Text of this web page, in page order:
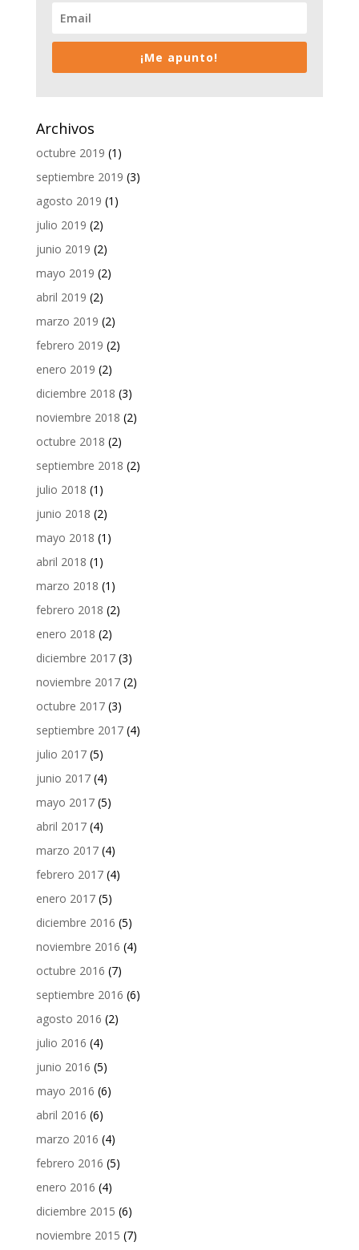
¡Me apunto!
Archivos
octubre 2019 (1)
septiembre 2019 (3)
agosto 2019 (1)
julio 2019 (2)
junio 2019 (2)
mayo 2019 (2)
abril 2019 (2)
marzo 2019 (2)
febrero 2019 (2)
enero 2019 (2)
diciembre 2018 (3)
noviembre 2018 (2)
octubre 2018 (2)
septiembre 2018 (2)
julio 2018 (1)
junio 2018 (2)
mayo 2018 (1)
abril 2018 (1)
marzo 2018 (1)
febrero 2018 (2)
enero 2018 (2)
diciembre 2017(3)
noviembre 2017(2)
octubre 2017(3)
septiembre 2017(4)
julio 2017(5)
junio 2017(4)
mayo 2017(5)
abril 2017(4)
marzo 2017(4)
febrero 2017(4)
enero 2017(5)
diciembre 2016 (5)
noviembre 2016 (4)
octubre 2016 (7)
septiembre 2016 (6)
agosto 2016 (2)
julio 2016 (4)
junio 2016 (5)
mayo 2016 (6)
abril 2016 (6)
marzo 2016 (4)
febrero 2016 (5)
enero 2016 (4)
diciembre 2015 (6)
noviembre 2015 (7)